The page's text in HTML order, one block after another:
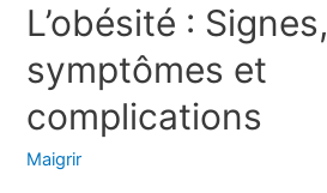
L’obésité : Signes,
symptômes et
complications
Maigrir